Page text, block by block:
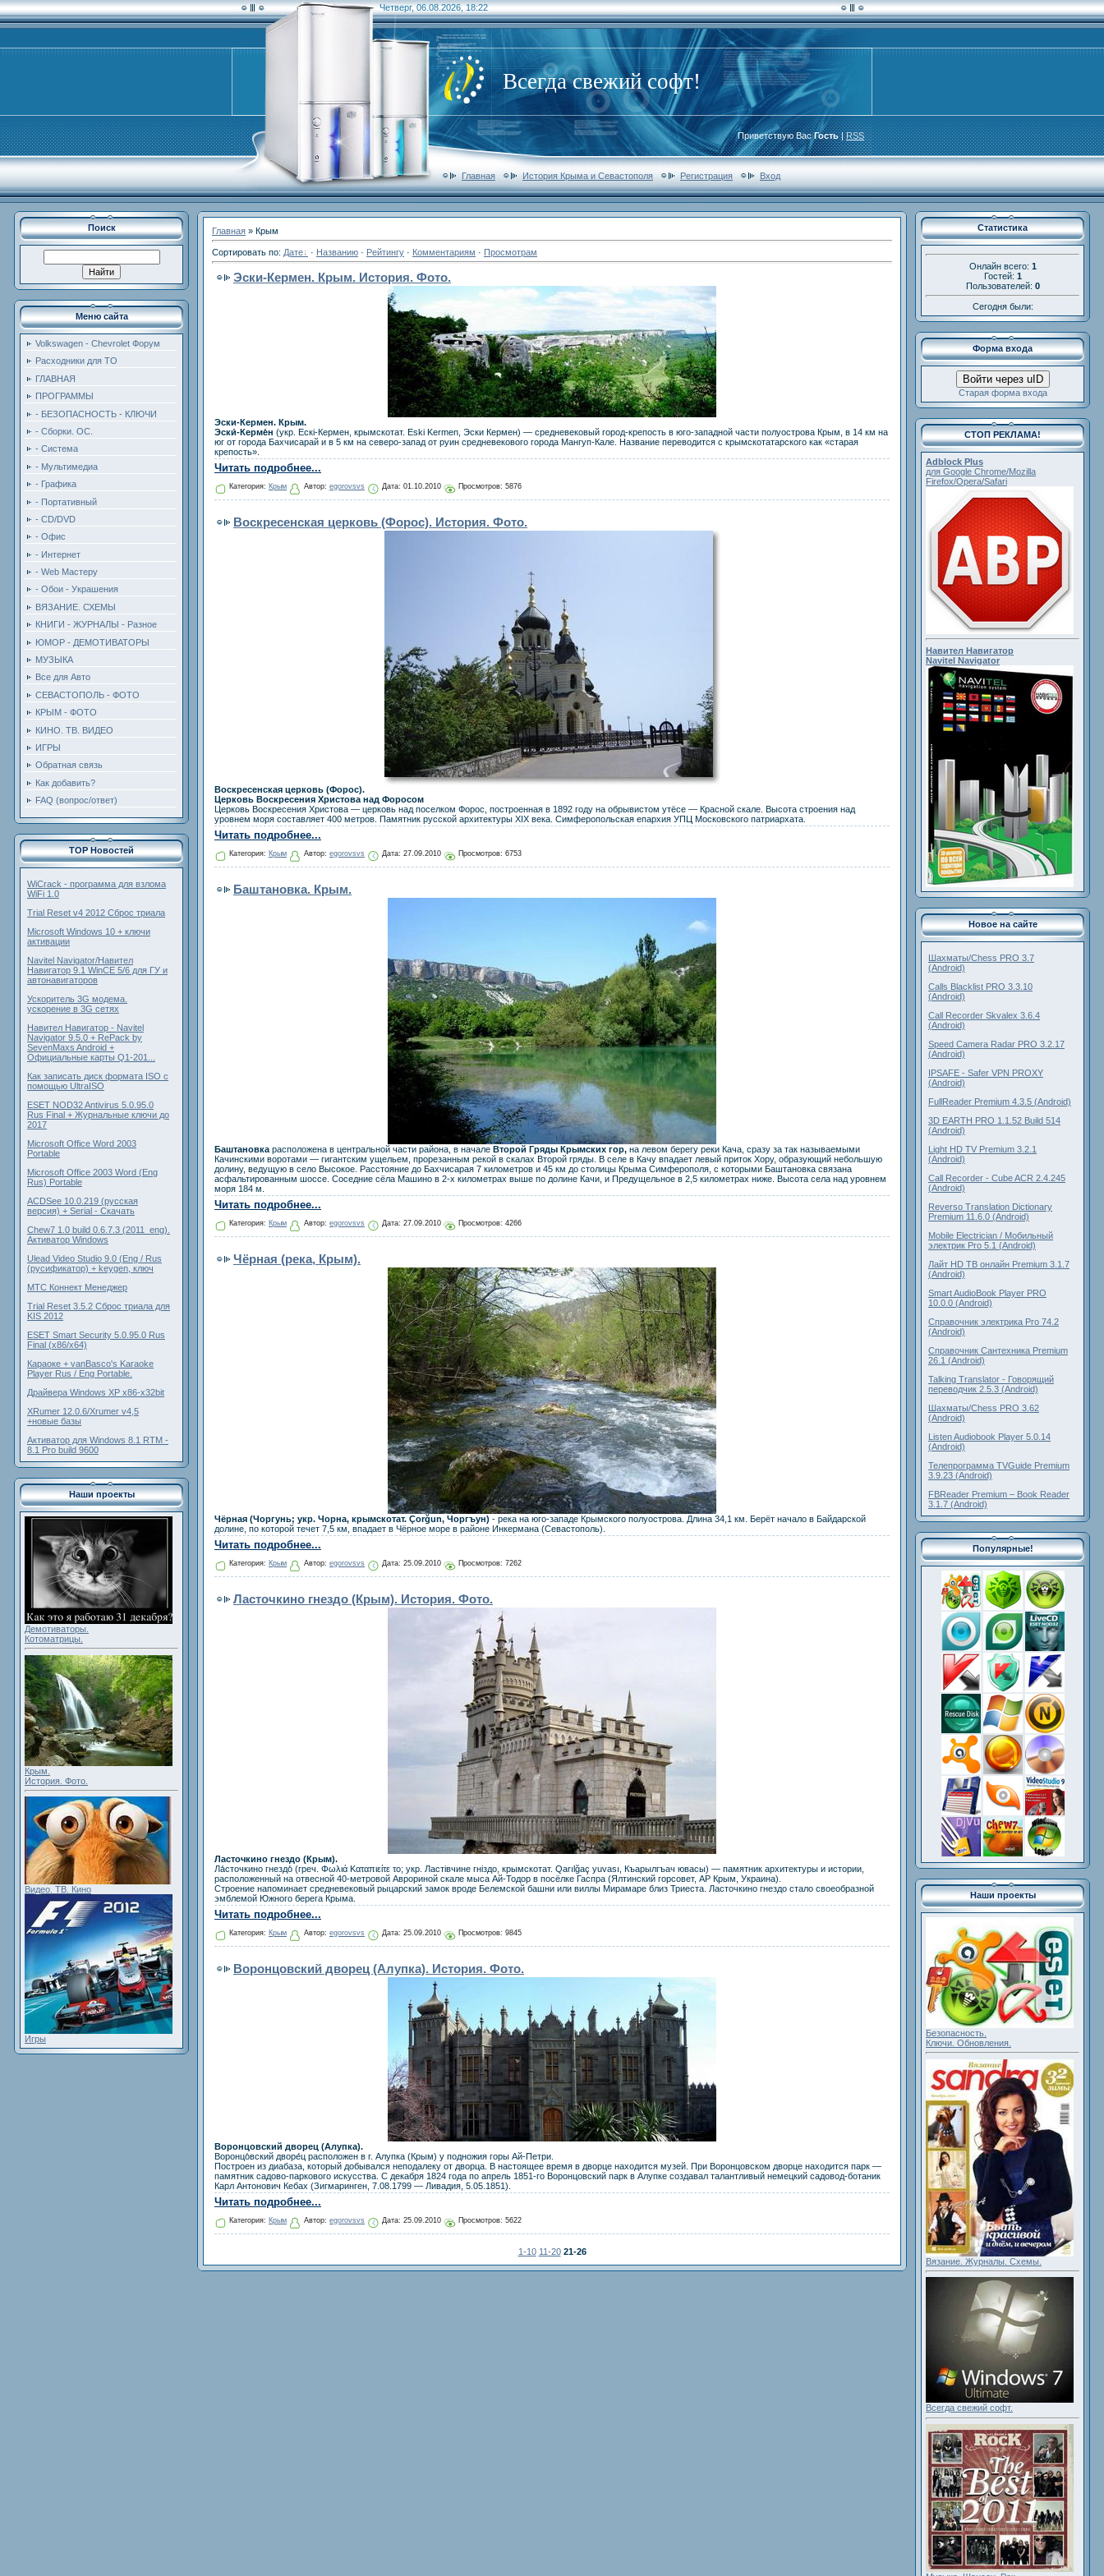
Четверг, 06.08.2026, 18:22
Всегда свежий софт!
Приветствую Вас Гость|RSS
Главная История Крыма и Севастополя Регистрация Вход
Поиск
Меню сайта
Volkswagen - Chevrolet Форум
Расходники для ТО
ГЛАВНАЯ
ПРОГРАММЫ
- БЕЗОПАСНОСТЬ - КЛЮЧИ
- Сборки. ОС.
- Система
- Мультимедиа
- Графика
- Портативный
- CD/DVD
- Офис
- Интернет
- Web Мастеру
- Обои - Украшения
ВЯЗАНИЕ. СХЕМЫ
КНИГИ - ЖУРНАЛЫ - Разное
ЮМОР - ДЕМОТИВАТОРЫ
МУЗЫКА
Все для Авто
СЕВАСТОПОЛЬ - ФОТО
КРЫМ - ФОТО
КИНО. ТВ. ВИДЕО
ИГРЫ
Обратная связь
Как добавить?
FAQ (вопрос/ответ)
TOP Новостей
WiCrack - программа для взлома
WiFi 1.0
Trial Reset v4 2012 Сброс триала
Microsoft Windows 10 + ключи
активации
Navitel Navigator/Навител
Навигатор 9.1 WinCE 5/6 для ГУ и
автонавигаторов
Ускоритель 3G модема.
ускорение в 3G сетях
Навител Навигатор - Navitel
Navigator 9.5.0 + RePack by
SevenMaxs Android +
Официальные карты Q1-201...
Как записать диск формата ISO с
помощью UltraISO
ESET NOD32 Antivirus 5.0.95.0
Rus Final + Журнальные ключи до
2017
Microsoft Office Word 2003
Portable
Microsoft Office 2003 Word (Eng
Rus) Portable
ACDSee 10.0.219 (русская
версия) + Serial - Скачать
Chew7 1.0 build 0.6.7.3 (2011_eng).
Активатор Windows
Ulead Video Studio 9.0 (Eng / Rus
(русификатор) + keygen, ключ
МТС Коннект Менеджер
Trial Reset 3.5.2 Сброс триала для
KIS 2012
ESET Smart Security 5.0.95.0 Rus
Final (x86/x64)
Караоке + vanBasco's Karaoke
Player Rus / Eng Portable.
Драйвера Windows XP x86-x32bit
XRumer 12.0.6/Xrumer v4,5
+новые базы
Активатор для Windows 8.1 RTM -
8.1 Pro build 9600
Наши проекты
Демотиваторы.
Котоматрицы.
Крым.
История. Фото.
Видео. ТВ. Кино
Игры
Главная » Крым
Сортировать по: Дате · Названию · Рейтингу · Комментариям · Просмотрам
Эски-Кермен. Крым. История. Фото.
Эски-Кермен. Крым.
Эски́-Керме́н (укр. Ескі-Кермен, крымскотат. Eski Kermen, Эски Кермен) — средневековый город-крепость в юго-западной части полуострова Крым, в 14 км на
юг от города Бахчисарай и в 5 км на северо-запад от руин средневекового города Мангуп-Кале. Название переводится с крымскотатарского как «старая
крепость».
Читать подробнее...
Категория: Крым Автор: egorovsvs Дата: 01.10.2010 Просмотров: 5876
Воскресенская церковь (Форос). История. Фото.
Воскресенская церковь (Форос).
Церковь Воскресения Христова над Форосом
Церковь Воскресения Христова — церковь над поселком Форос, построенная в 1892 году на обрывистом утёсе — Красной скале. Высота строения над
уровнем моря составляет 400 метров. Памятник русской архитектуры XIX века. Симферопольская епархия УПЦ Московского патриархата.
Читать подробнее...
Категория: Крым Автор: egorovsvs Дата: 27.09.2010 Просмотров: 6753
Баштановка. Крым.
Баштановка расположена в центральной части района, в начале Второй Гряды Крымских гор, на левом берегу реки Кача, сразу за так называемыми
Качинскими воротами — гигантским ущельем, прорезанным рекой в скалах Второй гряды. В селе в Качу впадает левый приток Хору, образующий небольшую
долину, ведущую в село Высокое. Расстояние до Бахчисарая 7 километров и 45 км до столицы Крыма Симферополя, с которыми Баштановка связана
асфальтированным шоссе. Соседние сёла Машино в 2-х километрах выше по долине Качи, и Предущельное в 2,5 километрах ниже. Высота села над уровнем
моря 184 м.
Читать подробнее...
Категория: Крым Автор: egorovsvs Дата: 27.09.2010 Просмотров: 4266
Чёрная (река, Крым).
Чёрная (Чоргунь; укр. Чорна, крымскотат. Çorğun, Чоргъун) - река на юго-западе Крымского полуострова. Длина 34,1 км. Берёт начало в Байдарской
долине, по которой течет 7,5 км, впадает в Чёрное море в районе Инкермана (Севастополь).
Читать подробнее...
Категория: Крым Автор: egorovsvs Дата: 25.09.2010 Просмотров: 7262
Ласточкино гнездо (Крым). История. Фото.
Ласточкино гнездо (Крым).
Ла́сточкино гнездо́ (греч. Φωλιά Καταπιείτε το; укр. Ластівчине гніздо, крымскотат. Qarılğaç yuvası, Къарылгъач ювасы) — памятник архитектуры и истории,
расположенный на отвесной 40-метровой Аврориной скале мыса Ай-Тодор в посёлке Гаспра (Ялтинский горсовет, АР Крым, Украина).
Строение напоминает средневековый рыцарский замок вроде Белемской башни или виллы Мирамаре близ Триеста. Ласточкино гнездо стало своеобразной
эмблемой Южного берега Крыма.
Читать подробнее...
Категория: Крым Автор: egorovsvs Дата: 25.09.2010 Просмотров: 9845
Воронцовский дворец (Алупка). История. Фото.
Воронцовский дворец (Алупка).
Воронцо́вский дворе́ц расположен в г. Алупка (Крым) у подножия горы Ай-Петри.
Построен из диабаза, который добывался неподалеку от дворца. В настоящее время в дворце находится музей. При Воронцовском дворце находится парк —
памятник садово-паркового искусства. С декабря 1824 года по апрель 1851-го Воронцовский парк в Алупке создавал талантливый немецкий садовод-ботаник
Карл Антонович Кебах (Зигмаринген, 7.08.1799 — Ливадия, 5.05.1851).
Читать подробнее...
Категория: Крым Автор: egorovsvs Дата: 25.09.2010 Просмотров: 5622
1-10 11-20 21-26
Статистика
Онлайн всего: 1
Гостей: 1
Пользователей: 0
Сегодня были:
Форма входа
Войти через uID
Старая форма входа
СТОП РЕКЛАМА!
Adblock Plus
для Google Chrome/Mozilla
Firefox/Opera/Safari
Навител Навигатор
Navitel Navigator
Новое на сайте
Шахматы/Chess PRO 3.7
(Android)
Calls Blacklist PRO 3.3.10
(Android)
Call Recorder Skvalex 3.6.4
(Android)
Speed Camera Radar PRO 3.2.17
(Android)
IPSAFE - Safer VPN PROXY
(Android)
FullReader Premium 4.3.5 (Android)
3D EARTH PRO 1.1.52 Build 514
(Android)
Light HD TV Premium 3.2.1
(Android)
Call Recorder - Cube ACR 2.4.245
(Android)
Reverso Translation Dictionary
Premium 11.6.0 (Android)
Mobile Electrician / Мобильный
электрик Pro 5.1 (Android)
Лайт HD ТВ онлайн Premium 3.1.7
(Android)
Smart AudioBook Player PRO
10.0.0 (Android)
Справочник электрика Pro 74.2
(Android)
Справочник Cантехника Premium
26.1 (Android)
Talking Translator - Говорящий
переводчик 2.5.3 (Android)
Шахматы/Chess PRO 3.62
(Android)
Listen Audiobook Player 5.0.14
(Android)
Телепрограмма TVGuide Premium
3.9.23 (Android)
FBReader Premium – Book Reader
3.1.7 (Android)
Популярные!
Наши проекты
Безопасность.
Ключи. Обновления.
Вязание. Журналы. Схемы.
Всегда свежий софт.